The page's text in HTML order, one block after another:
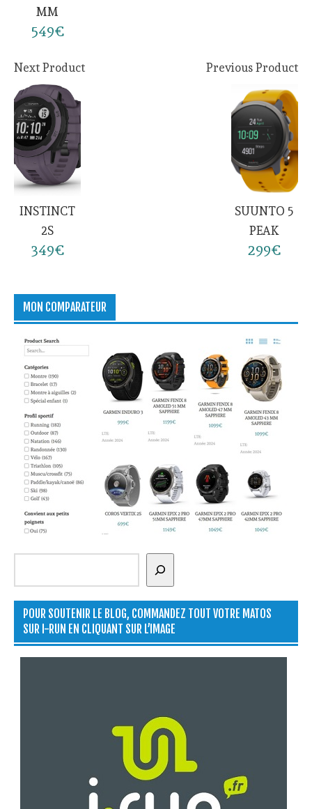
MM
549€
Next Product
INSTINCT
2S
349€
Previous Product
SUUNTO 5
PEAK
299€
MON COMPARATEUR
Rechercher
POUR SOUTENIR LE BLOG, COMMANDEZ TOUT VOTRE MATOS
SUR I-RUN EN CLIQUANT SUR L’IMAGE